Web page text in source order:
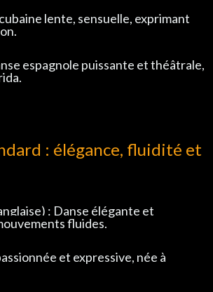
lente, sensuelle, exprimant
espagnole puissante et théâtrale,
: élégance, fluidité et
: Danse élégante et
fluides.
et expressive, née à